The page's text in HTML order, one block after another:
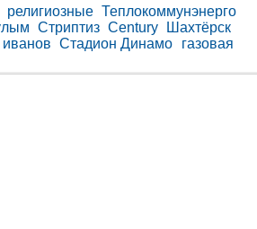
религиозные Теплокоммунэнерго
Стриптиз Century
Шахтёрск
иванов Стадион Динамо
газовая